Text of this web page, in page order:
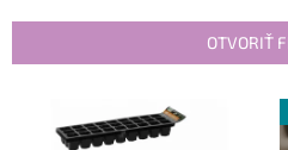
p
OTVORIŤ